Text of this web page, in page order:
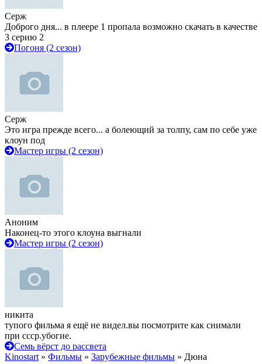
Серж
Доброго дня... в плеере 1 пропала возможно скачать в качестве
3 серию 2
Погоня (2 сезон)
Серж
Это игра прежде всего... а болеющий за толпу, сам по себе уже
клоун под
Мастер игры (2 сезон)
Аноним
Наконец-то этого клоуна выгнали
Мастер игры (2 сезон)
никита
тупого фильма я ещё не видел.вы посмотрите как снимали
при ссср.убогие.
Семь вёрст до рассвета
Kinostart » Фильмы » Зарубежные фильмы » Дюна